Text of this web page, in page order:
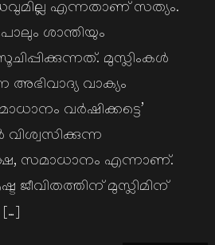
എന്നതാണ് സത്യം.
ശാന്തിയും
മുസ്ലിംകള്‍
വാക്യം
വര്‍ഷിക്കട്ടെ’
സമാധാനം എന്നാണ്.
മുസ്ലിമിന്